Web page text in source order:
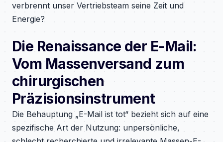
verbrennt unser Vertriebsteam seine Zeit und
Energie?
Die Renaissance der E-Mail:
Vom Massenversand zum
chirurgischen
Präzisionsinstrument
Die Behauptung „E-Mail ist tot“ bezieht sich auf eine
spezifische Art der Nutzung: unpersönliche,